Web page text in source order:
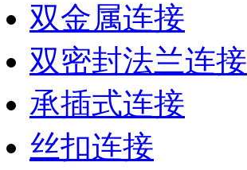
双金属连接
双密封法兰连接
承插式连接
丝扣连接